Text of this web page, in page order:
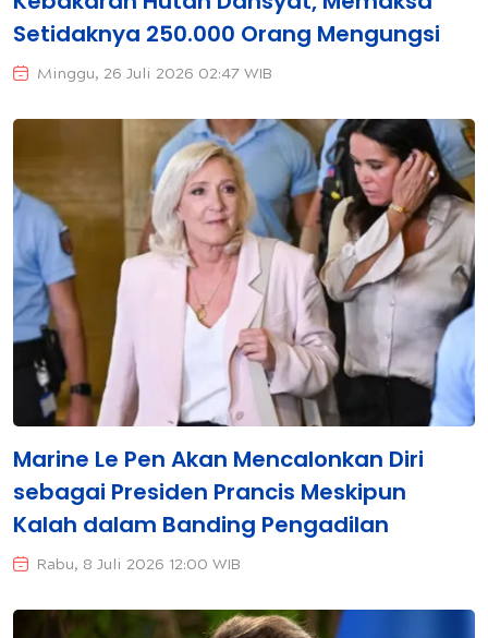
Setidaknya 250.000 Orang Mengungsi
Minggu, 26 Juli 2026 02:47 WIB
Marine Le Pen Akan Mencalonkan Diri
sebagai Presiden Prancis Meskipun
Kalah dalam Banding Pengadilan
Rabu, 8 Juli 2026 12:00 WIB